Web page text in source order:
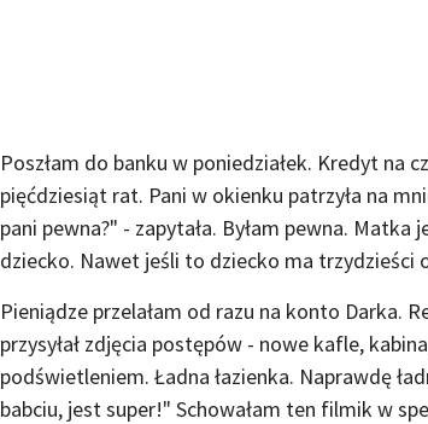
Poszłam do banku w poniedziałek. Kredyt na
pięćdziesiąt rat. Pani w okienku patrzyła na
pani pewna?" - zapytała. Byłam pewna.
dziecko. Nawet jeśli to dziecko ma trzydzieści
Pieniądze przelałam od razu na konto Darka.
przysyłał zdjęcia postępów - nowe kafle,
podświetleniem. Ładna łazienka. Naprawdę
babciu, jest super!" Schowałam ten filmik w